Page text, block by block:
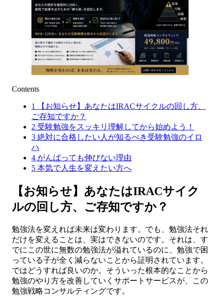
Contents
1
【お知らせ】あなたはIRACサイクルの回し方、
ご存知ですか？
2 受験勉強をスッキリ理解してから始めよう！
3 絶対に合格したい人が知るべき受験勉強のイロ
ハ
4 がんばっても伸びない理由
5 本気で人生を変えたい方へ
【お知らせ】あなたはIRACサイク
ルの回し方、ご存知ですか？
勉強法を変えれば未来は変わります。でも、勉強法それ
だけを変えることは、実はできないのです。それは、す
でにこの世に無数の勉強法が溢れているのに、勉強で困
っている子が全く減らないことから証明されています。
ではどうすれば良いのか。そういった根本的なことから
勉強のやり方を改善していくサポートサービスが、この
勉強戦略コンサルティングです。